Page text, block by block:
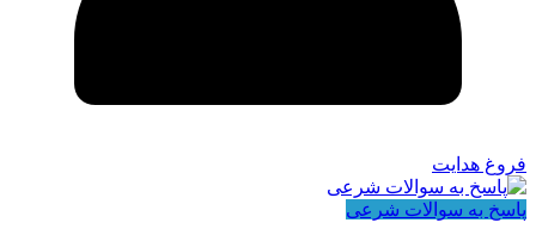
فروغ هدایت
پاسخ به سوالات شرعی